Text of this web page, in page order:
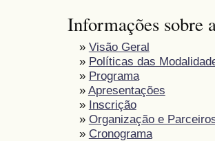
Informações sobre
» Visão Geral
» Políticas das
» Programa
» Apresentações
» Inscrição
» Organização e
» Cronograma